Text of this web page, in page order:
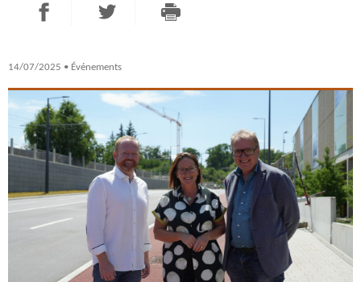
PARTAGER SUR FACEBOOK
PARTAGER SUR TWITTER
14/07/2025 • Événements